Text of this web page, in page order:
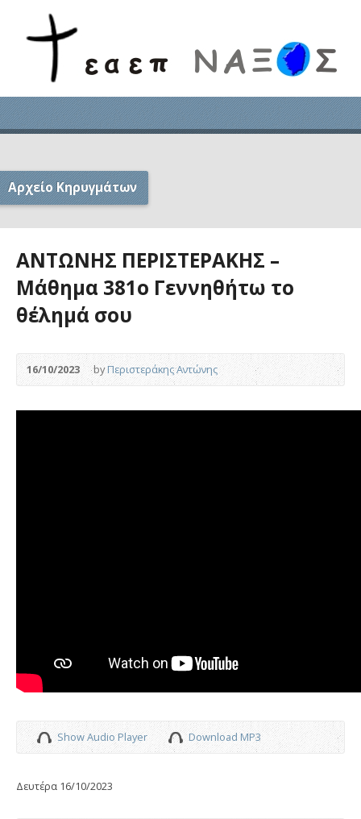
Αρχείο Κηρυγμάτων
ΑΝΤΩΝΗΣ ΠΕΡΙΣΤΕΡΑΚΗΣ –
Μάθημα 381ο Γεννηθήτω το
θέλημά σου
16/10/2023 byΠεριστεράκης Αντώνης
Show Audio Player Download MP3
Δευτέρα 16/10/2023